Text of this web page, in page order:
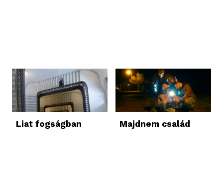
Liat fogságban Majdnem család